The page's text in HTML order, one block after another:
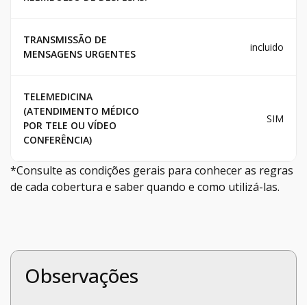
TRANSMISSÃO DE
MENSAGENS URGENTES
incluido
TELEMEDICINA
(ATENDIMENTO MÉDICO
POR TELE OU VÍDEO
CONFERÊNCIA)
SIM
*Consulte as condições gerais para conhecer as regras
de cada cobertura e saber quando e como utilizá-las.
Observações